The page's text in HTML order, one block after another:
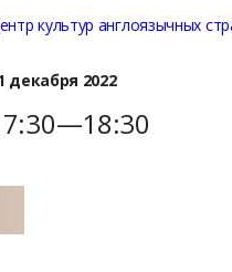
культур англоязычных
декабря 2022